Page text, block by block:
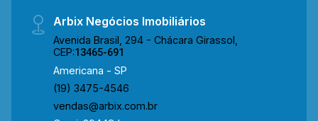
Anhanguera. A região conta com padarias,
supermercados, restaurantes, farmácias e
diversos outros serviços, proporcionando
com a equipe da Arbix Imóveis e agende a sua
visita!! WhatsApp e Telefone: (19) 3475-4546
Arbix Negócios Imobiliários
Avenida Brasil, 294 - Chácara Girassol,
CEP:13465-691
Americana - SP
(19) 3475-4546
vendas@arbix.com.br